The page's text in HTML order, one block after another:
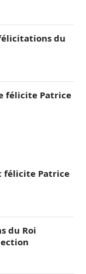
du
félicite Patrice
félicite Patrice
du Roi